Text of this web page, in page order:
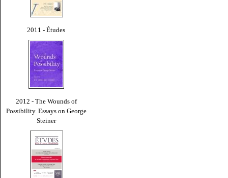
2011 - Études
2012 - The Wounds of
Possibility. Essays on George
Steiner